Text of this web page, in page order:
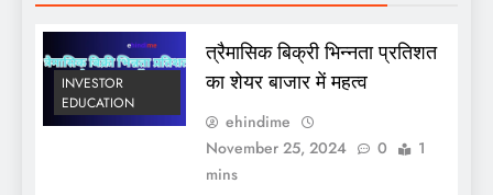
INVESTOR
EDUCATION
त्रैमासिक बिक्री भिन्नता प्रतिशत
का शेयर बाजार में महत्व
ehindime
November 25, 2024
0
1
mins